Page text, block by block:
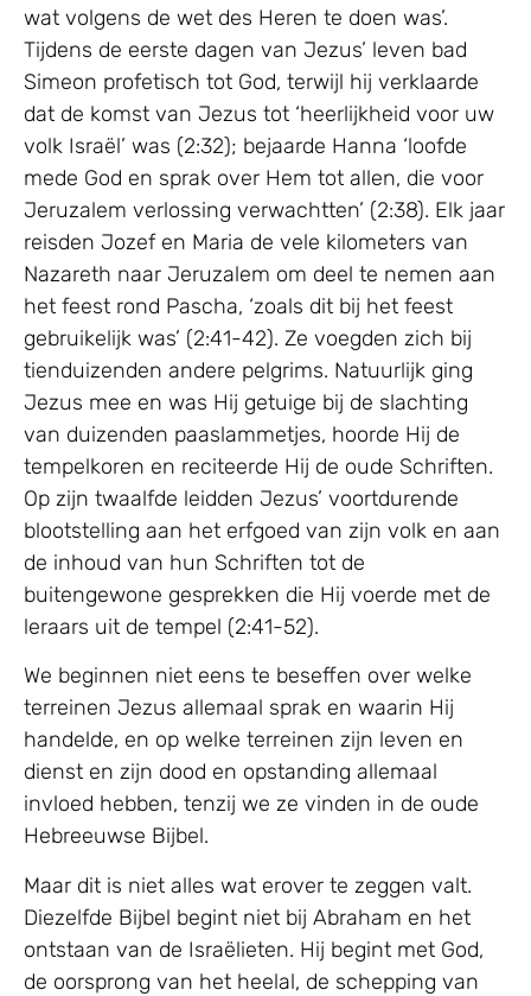
wat volgens de wet des Heren te doen was’.
Tijdens de eerste dagen van Jezus’ leven bad
Simeon profetisch tot God, terwijl hij verklaarde
dat de komst van Jezus tot ‘heerlijkheid voor uw
volk Israël’ was (2:32); bejaarde Hanna ‘loofde
mede God en sprak over Hem tot allen, die voor
Jeruzalem verlossing verwachtten’ (2:38). Elk jaar
reisden Jozef en Maria de vele kilometers van
Nazareth naar Jeruzalem om deel te nemen aan
het feest rond Pascha, ‘zoals dit bij het feest
gebruikelijk was’ (2:41-42). Ze voegden zich bij
tienduizenden andere pelgrims. Natuurlijk ging
Jezus mee en was Hij getuige bij de slachting
van duizenden paaslammetjes, hoorde Hij de
tempelkoren en reciteerde Hij de oude Schriften.
Op zijn twaalfde leidden Jezus’ voortdurende
blootstelling aan het erfgoed van zijn volk en aan
de inhoud van hun Schriften tot de
buitengewone gesprekken die Hij voerde met de
leraars uit de tempel (2:41-52).
We beginnen niet eens te beseffen over welke
terreinen Jezus allemaal sprak en waarin Hij
handelde, en op welke terreinen zijn leven en
dienst en zijn dood en opstanding allemaal
invloed hebben, tenzij we ze vinden in de oude
Hebreeuwse Bijbel.
Maar dit is niet alles wat erover te zeggen valt.
Diezelfde Bijbel begint niet bij Abraham en het
ontstaan van de Israëlieten. Hij begint met God,
de oorsprong van het heelal, de schepping van